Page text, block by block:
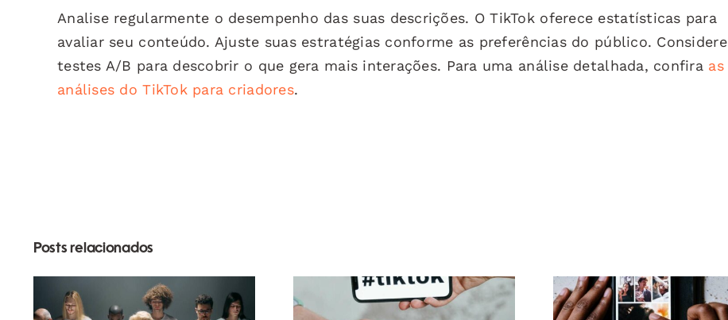
Analise regularmente o desempenho das suas descrições. O TikTok oferece estatísticas para
avaliar seu conteúdo. Ajuste suas estratégias conforme as preferências do público. Considere
testes A/B para descobrir o que gera mais interações. Para uma análise detalhada, confira as
análises do TikTok para criadores.
Posts relacionados